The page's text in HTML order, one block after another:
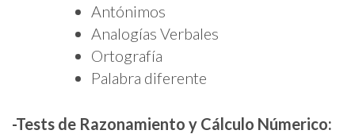
Antónimos
Analogías Verbales
Ortografía
Palabra diferente
-Tests de Razonamiento y Cálculo Númerico: